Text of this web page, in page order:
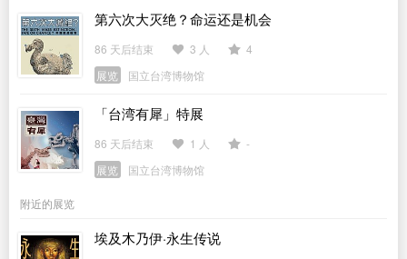
第六次大灭绝？命运还是机会
86 天后结束 3 人
4
展览
国立台湾博物馆
「台湾有犀」特展
86 天后结束 1 人
-
展览
国立台湾博物馆
附近的展览
埃及木乃伊·永生传说